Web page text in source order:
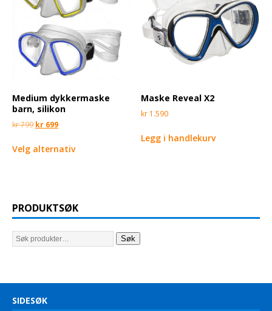
Medium dykkermaske
barn, silikon
kr799 kr 699
Velg alternativ
Maske Reveal X2
kr 1.590
Legg i handlekurv
PRODUKTSØK
Søk
SIDESØK